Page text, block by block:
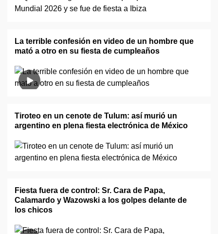
La terrible confesión en video de un hombre que
mató a otro en su fiesta de cumpleaños
Tiroteo en un cenote de Tulum: así murió un
argentino en plena fiesta electrónica de México
Fiesta fuera de control: Sr. Cara de Papa,
Calamardo y Wazowski a los golpes delante de
los chicos